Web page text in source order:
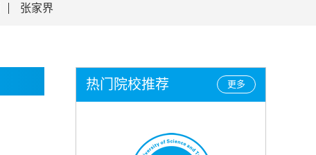
张家界
更多
热门院校推荐